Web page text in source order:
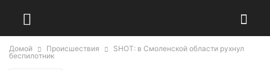
Домой Происшествия
SHOT: в Смоленской области рухнул
беспилотник